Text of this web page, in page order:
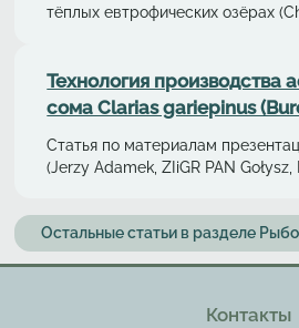
тёплых евтрофических озёрах
Технология производства
сома Clarias gariepinus
Статья по материалам
(Jerzy Adamek, ZIiGR PAN
Остальные статьи в разделе
Контакты